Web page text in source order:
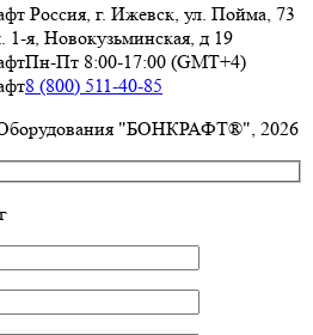
Россия, г. Ижевск, ул. Пойма, 73
1-я, Новокузьминская, д 19
Пн-Пт 8:00-17:00 (GMT+4)
8 (800) 511-40-85
Оборудования "БОНКРАФТ®", 2026